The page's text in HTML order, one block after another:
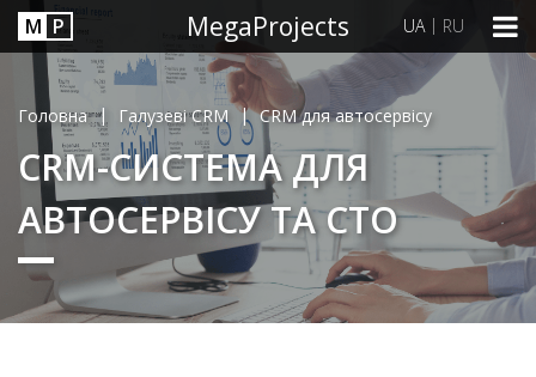
М P MegaProjects UA | RU
CRM-СИСТЕМА ДЛЯ
АВТОСЕРВІСУ ТА СТО
Головна | Галузеві CRM | CRM для автосервісу